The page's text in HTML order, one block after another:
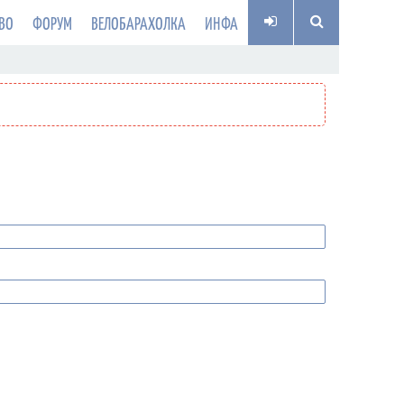
ФОРУМ ВЕЛОБАРАХОЛКА ИНФА